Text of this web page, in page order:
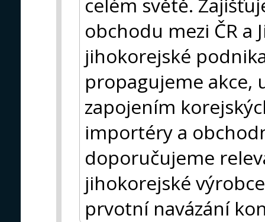
celém světě.
obchodu mezi ČR a
jihokorejské
propagujeme akce,
zapojením
importéry a
doporučujeme
jihokorejské
prvotní navázání